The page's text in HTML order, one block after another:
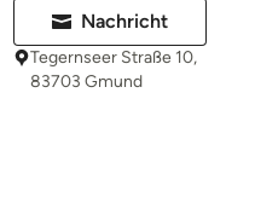
Nachricht
Tegernseer Straße 10,
83703 Gmund